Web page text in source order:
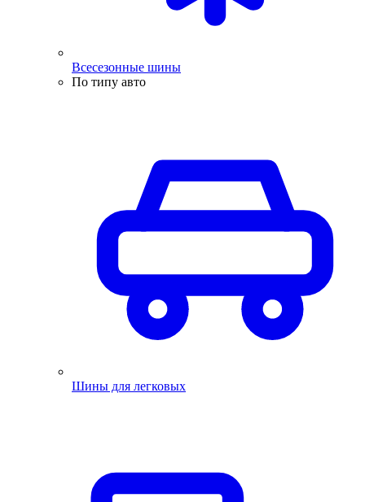
Всесезонные шины
По типу авто
Шины для легковых